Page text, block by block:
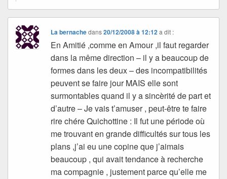
La bernachedans20/12/2008 à 12:12 a dit :
En Amitié ,comme en Amour ,il faut regarder
dans la même direction – il y a beaucoup de
formes dans les deux – des incompatibilités
peuvent se faire jour MAIS elle sont
surmontables quand il y a sincèrité de part et
d’autre – Je vais t’amuser , peut-être te faire
rire chére Quichottine : Il fut une période où
me trouvant en grande difficultés sur tous les
plans ,j’ai eu une copine que j’aimais
beaucoup , qui avait tendance à recherche
ma compagnie , justement parce qu’elle me